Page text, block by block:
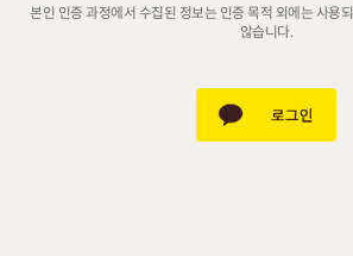
본인 인증 과정에서 수집된 정보는 인증 목적 외에는 사용
않습니다.